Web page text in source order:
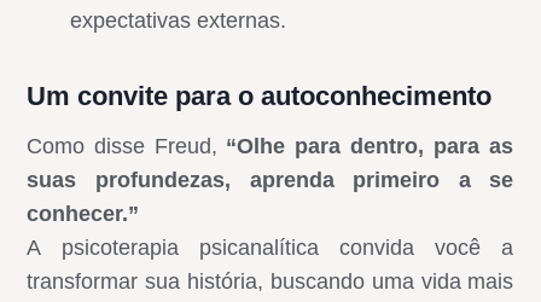
expectativas externas.
Um convite para o autoconhecimento
Como disse Freud, “Olhe para dentro, para as
suas profundezas, aprenda primeiro a se
conhecer.”
A psicoterapia psicanalítica convida você a
transformar sua história, buscando uma vida mais